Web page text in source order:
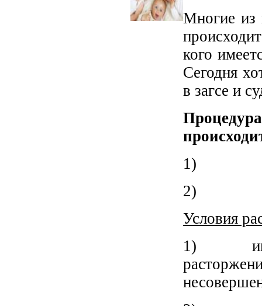
Многие из
кого
Сегодня
в загсе и
1)
2)
Условия
1)